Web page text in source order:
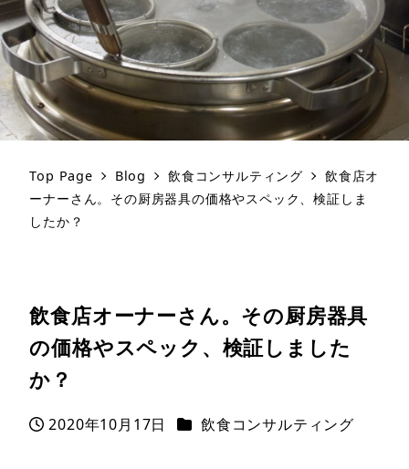
Top Page Blog 飲食コンサルティング
飲食店オ
ーナーさん。その厨房器具の価格やスペック、検証しま
したか？
飲食店オーナーさん。その厨房器具
の価格やスペック、検証しました
か？
投稿日
2020年10月17日 カテゴリー
飲食コンサルティング